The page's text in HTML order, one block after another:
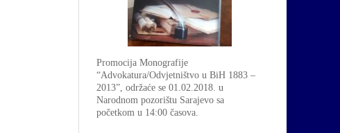
Promocija Monografije
“Advokatura/Odvjetništvo u BiH 1883 –
2013”, održaće se 01.02.2018. u
Narodnom pozorištu Sarajevo sa
početkom u 14:00 časova.